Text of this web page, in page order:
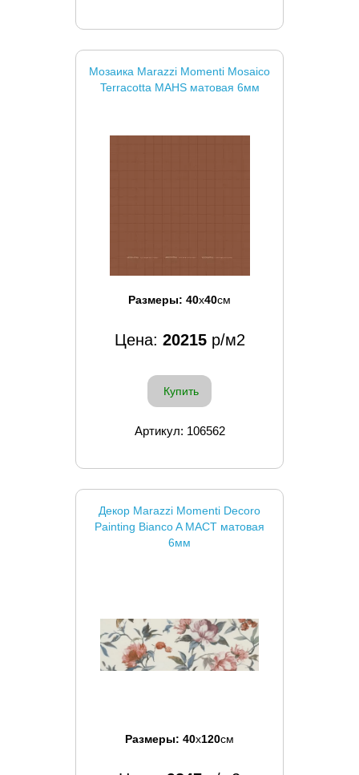
Мозаика Marazzi Momenti Mosaico
Terracotta MAHS матовая 6мм
Размеры: 40x40см
Цена: 20215р/м2
Купить
Артикул: 106562
Декор Marazzi Momenti Decoro
Painting Bianco A MACT матовая
6мм
Размеры: 40x120см